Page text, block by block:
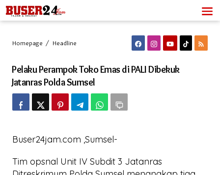
Lewati
ke
konten
Homepage / Headline
Emas
PALI
Dibekuk
Jatanras
Polda
Pelaku Perampok Toko Emas di PALI Dibekuk
Jatanras Polda Sumsel
Buser24jam.com ,Sumsel-
Tim opsnal Unit IV Subdit 3 Jatanras